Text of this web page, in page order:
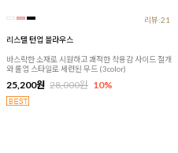
리뷰:21
리스텔 턴업 블라우스
바스락한 소재로 시원하고 쾌적한 착용감 사이드 절개
와 롤업 스타일로 세련된 무드 (3color)
25,200원 28,000원 10%